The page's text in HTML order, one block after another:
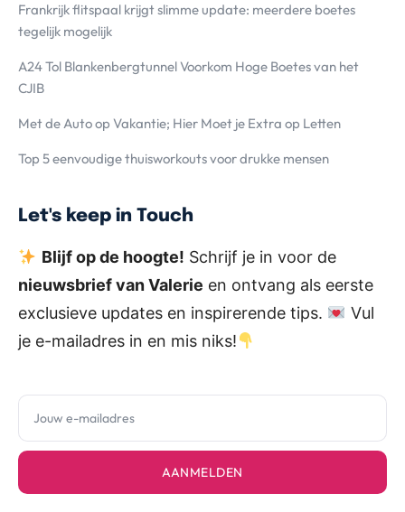
Frankrijk flitspaal krijgt slimme update: meerdere boetes
tegelijk mogelijk
A24 Tol Blankenbergtunnel Voorkom Hoge Boetes van het
CJIB
Met de Auto op Vakantie; Hier Moet je Extra op Letten
Top 5 eenvoudige thuisworkouts voor drukke mensen
Let's keep in Touch
Blijf op de hoogte! Schrijf je in voor de
nieuwsbrief van Valerie en ontvang als eerste
exclusieve updates en inspirerende tips.
Vul
je e-mailadres in en mis niks!
AANMELDEN